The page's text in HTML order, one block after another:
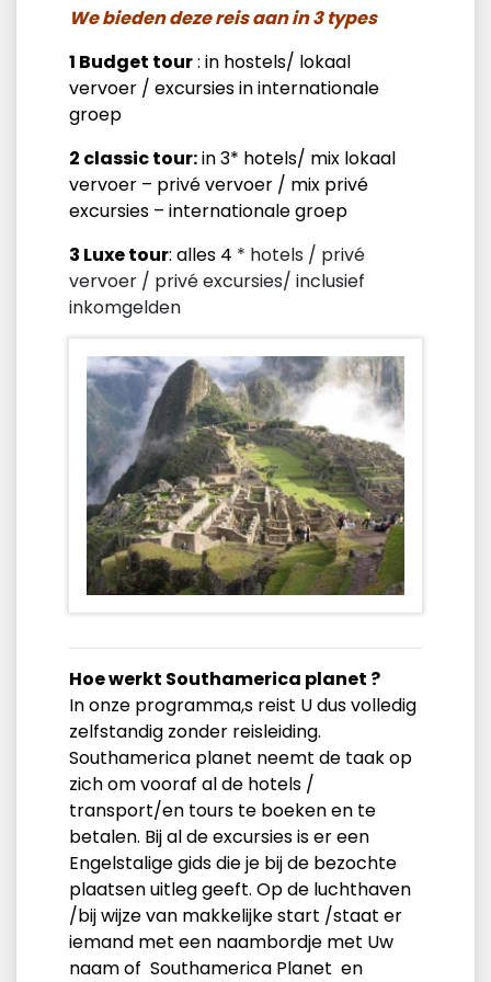
We bieden deze reis aan in 3 types
1 Budget tour: in hostels/ lokaal
vervoer / excursies in internationale
groep
2 classic tour:in 3* hotels/ mix lokaal
vervoer – privé vervoer / mix privé
excursies – internationale groep
3 Luxe tour: alles 4 * hotels / privé
vervoer / privé excursies/ inclusief
inkomgelden
Hoe werkt Southamerica planet ?
In onze programma,s reist U dus volledig
zelfstandig zonder reisleiding.
Southamerica planet neemt de taak op
zich om vooraf al de hotels /
transport/en tours te boeken en te
betalen. Bij al de excursies is er een
Engelstalige gids die je bij de bezochte
plaatsen uitleg geeft. Op de luchthaven
/bij wijze van makkelijke start /staat er
iemand met een naambordje met Uw
naam of Southamerica Planet en